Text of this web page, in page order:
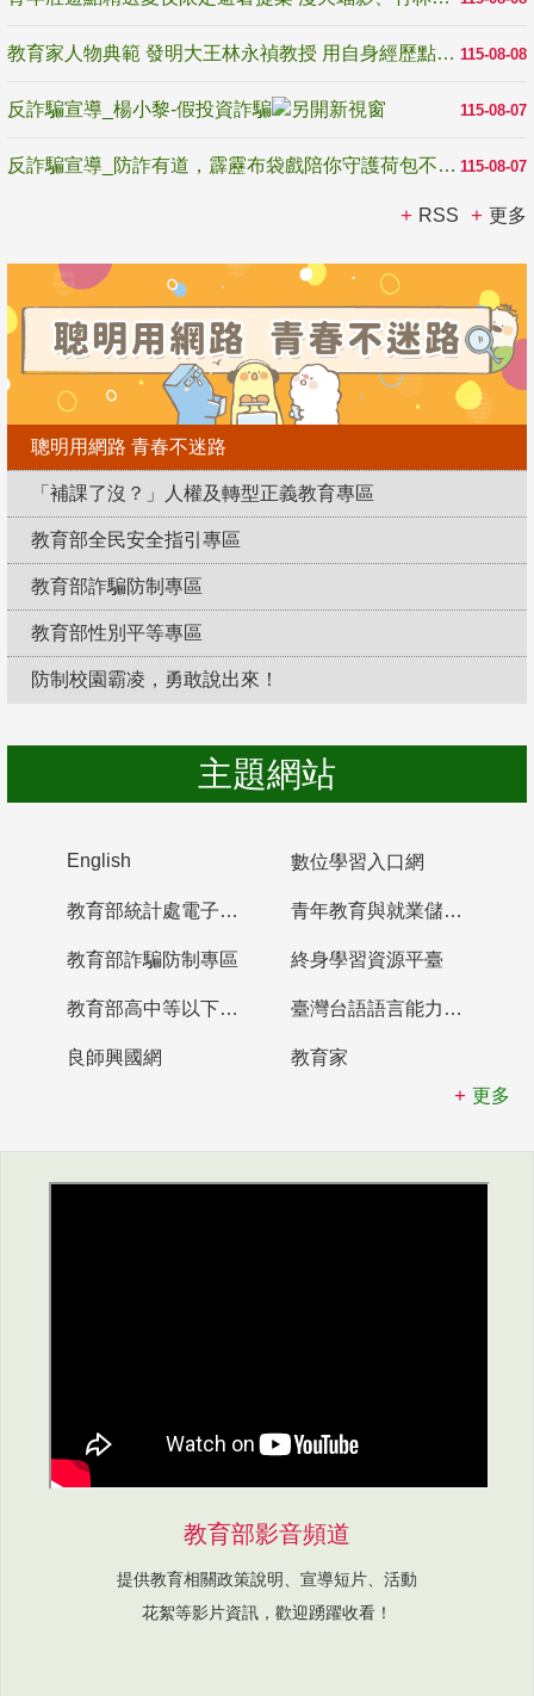
115-08-08
教育家人物典範 發明大王林永禎教授 用自身經歷點亮學生的路
115-08-07
反詐騙宣導_楊小黎-假投資詐騙
115-08-07
反詐騙宣導_防詐有道，霹靂布袋戲陪你守護荷包不受騙
RSS 更多
聰明用網路 青春不迷路
「補課了沒？」人權及轉型正義教育專區
教育部全民安全指引專區
教育部詐騙防制專區
教育部性別平等專區
防制校園霸凌，勇敢說出來！
主題網站
English 數位學習入口網
教育部統計處電子書櫃 青年教育與就業儲蓄帳戶
教育部詐騙防制專區 終身學習資源平臺
教育部高中等以下學校及幼兒園教師資格檢定考試 臺灣台語語言能力認證網站
良師興國網
教育家
更多
教育部影音頻道
提供教育相關政策說明、宣導短片、活動
花絮等影片資訊，歡迎踴躍收看！